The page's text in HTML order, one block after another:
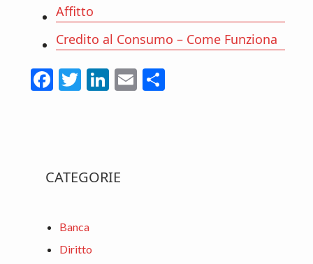
Affitto
Credito al Consumo – Come Funziona
F
o
o
T
Li
n
E
Primary
CATEGORIE
Banca
Diritto